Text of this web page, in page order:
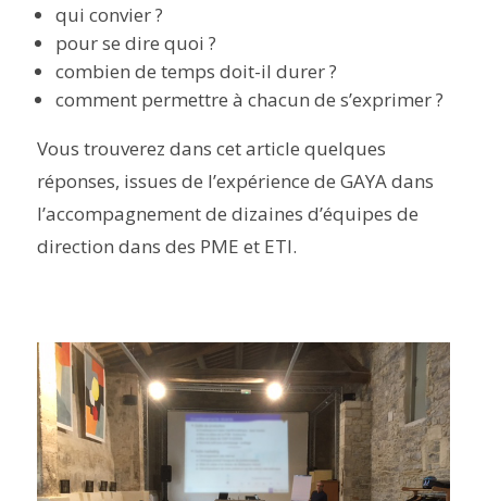
qui convier ?
pour se dire quoi ?
combien de temps doit-il durer ?
comment permettre à chacun de s’exprimer ?
Vous trouverez dans cet article quelques
réponses, issues de l’expérience de GAYA dans
l’accompagnement de dizaines d’équipes de
direction dans des PME et ETI.